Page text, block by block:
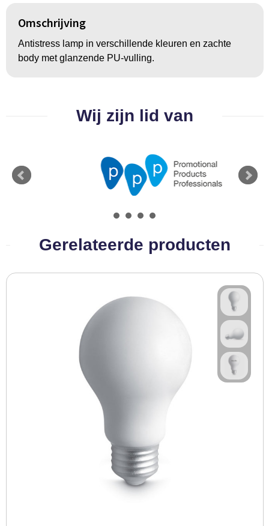
Bloembollen en zaden
Kweektuintjes
Golfballen
Golfartikelen
Outdoor
Fietsartikelen
Omschrijving
Antistress lamp in verschillende kleuren en zachte
body met glanzende PU-vulling.
Wij zijn lid van
Gerelateerde producten